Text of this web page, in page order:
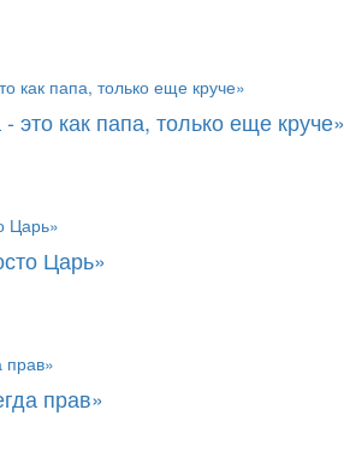
это как папа, только еще круче»
Царь»
прав»